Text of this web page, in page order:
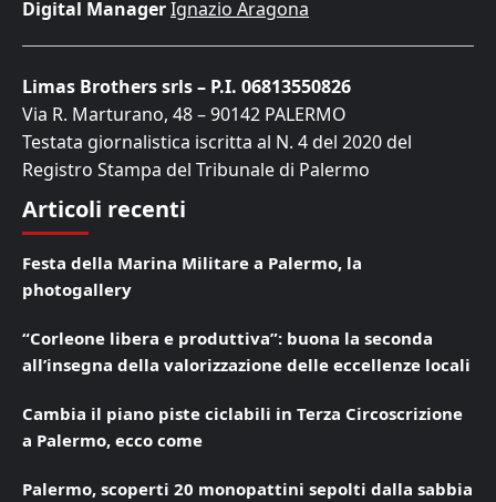
Digital ManagerIgnazio Aragona
Limas Brothers srls – P.I. 06813550826
Via R. Marturano, 48 – 90142 PALERMO
Testata giornalistica iscritta al N. 4 del 2020 del
Registro Stampa del Tribunale di Palermo
Articoli recenti
Festa della Marina Militare a Palermo, la
photogallery
“Corleone libera e produttiva”: buona la seconda
all’insegna della valorizzazione delle eccellenze locali
Cambia il piano piste ciclabili in Terza Circoscrizione
a Palermo, ecco come
Palermo, scoperti 20 monopattini sepolti dalla sabbia